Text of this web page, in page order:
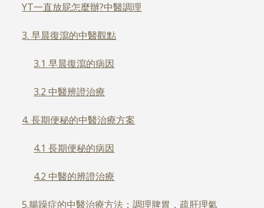
YT一直放屁怎麼辦?中醫調理
3. 早晨復瀉的中醫觀點
3.1 早晨復瀉的病因
3.2 中醫辨證治療
4. 長期便秘的中醫治療方案
4.1 長期便秘的病因
4.2 中醫的辨證治療
5.腸躁症的中醫治療方法：調理脾胃，疏肝理氣